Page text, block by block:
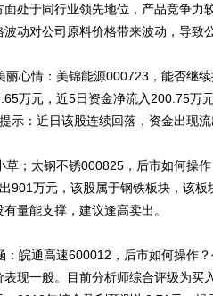
面处于同行业领先地位，产品竞争力
动对公司原料价格带来波动，导致
心情：美锦能源000723，能否继
万元，近5日资金净流入200.75万
示：近日该股连续回落，资金出现流
；太钢不锈000825，后市如何操
901万元，该股属于钢铁板块，该
量能支撑，建议逢高卖出。
皖通高速600012，后市如何操作
表现一般。目前分析师综合评级为买